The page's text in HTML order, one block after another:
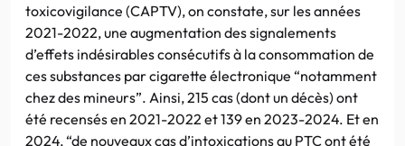
toxicovigilance (CAPTV), on constate, sur les années
2021-2022, une augmentation des signalements
d’effets indésirables consécutifs à la consommation de
ces substances par cigarette électronique “notamment
chez des mineurs”. Ainsi, 215 cas (dont un décès) ont
été recensés en 2021-2022 et 139 en 2023-2024. Et en
2024, “de nouveaux cas d’intoxications au PTC ont été